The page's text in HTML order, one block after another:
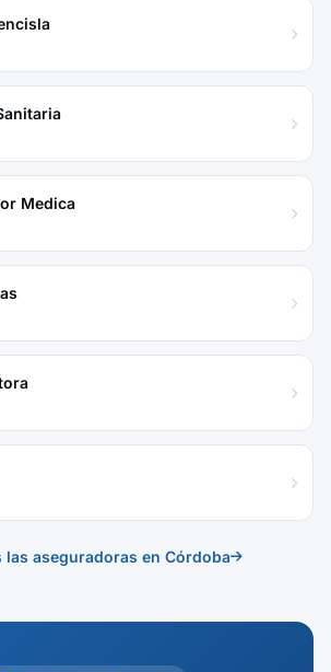
Medica
las aseguradoras en Córdoba